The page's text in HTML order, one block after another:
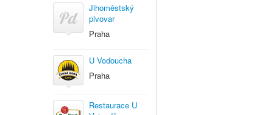
Jihoměstský
pivovar
Praha
U Vodoucha
Praha
Restaurace U